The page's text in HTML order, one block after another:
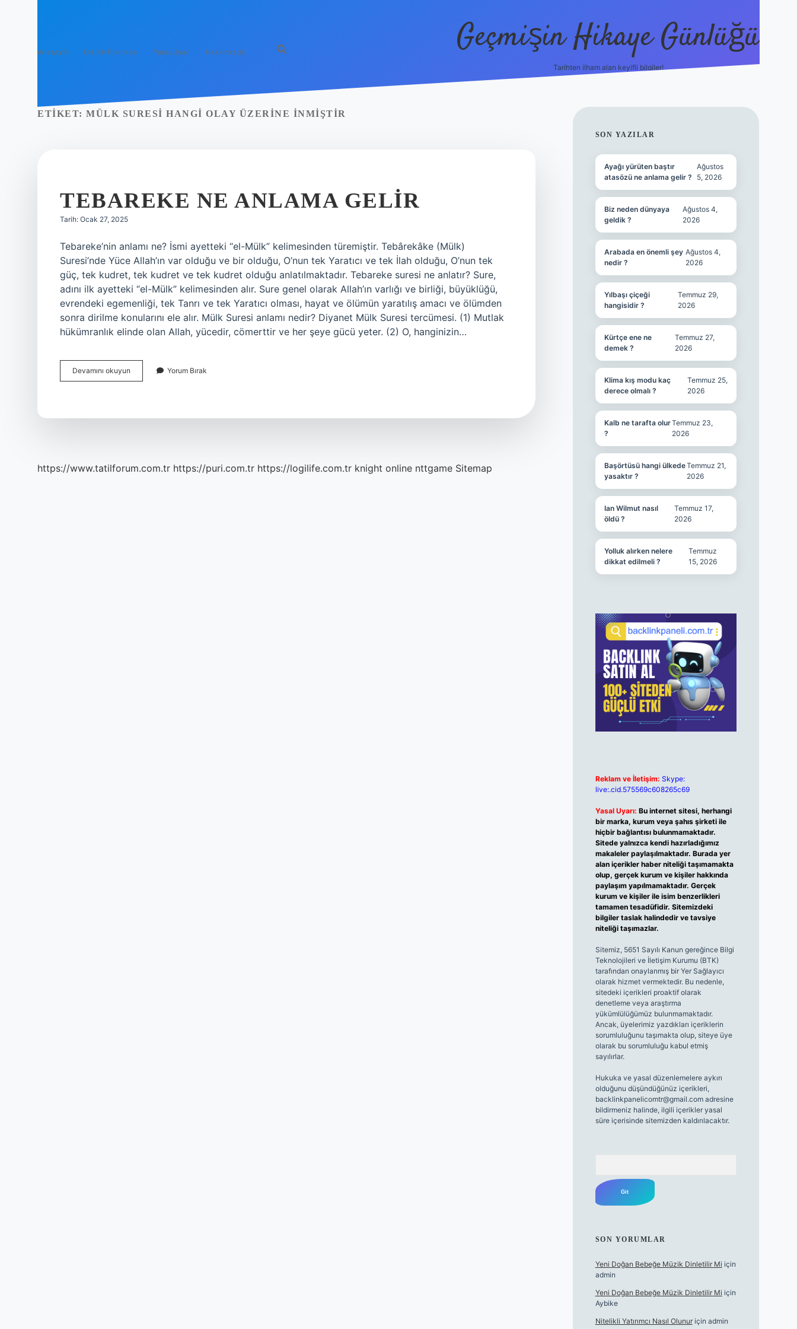
Anasayfa Gizlilik Politikası Yasal Uyarı Hakkımızda Geçmişin Hikaye Günlüğü
Tarihten ilham alan keyifli bilgiler!
ETIKET: MÜLK SURESI HANGI OLAY ÜZERINE INMIŞTIR
TEBAREKE NE ANLAMA GELIR
Tarih: Ocak 27, 2025
Tebareke’nin anlamı ne? İsmi ayetteki “el-Mülk” kelimesinden türemiştir. Tebârekâke (Mülk)
Suresi’nde Yüce Allah’ın var olduğu ve bir olduğu, O’nun tek Yaratıcı ve tek İlah olduğu, O’nun tek
güç, tek kudret, tek kudret ve tek kudret olduğu anlatılmaktadır. Tebareke suresi ne anlatır? Sure,
adını ilk ayetteki “el-Mülk” kelimesinden alır. Sure genel olarak Allah’ın varlığı ve birliği, büyüklüğü,
evrendeki egemenliği, tek Tanrı ve tek Yaratıcı olması, hayat ve ölümün yaratılış amacı ve ölümden
sonra dirilme konularını ele alır. Mülk Suresi anlamı nedir? Diyanet Mülk Suresi tercümesi. (1) Mutlak
hükümranlık elinde olan Allah, yücedir, cömerttir ve her şeye gücü yeter. (2) O, hanginizin…
Devamını okuyun Tebareke
Ne
Yorum Bırak
https://www.tatilforum.com.tr https://puri.com.tr https://logilife.com.tr knight online nttgame Sitemap
SIDEBAR
SON YAZILAR
Ayağı yürüten baştır
atasözü ne anlama gelir ?
Ağustos
5, 2026
Biz neden dünyaya
geldik ?
Ağustos 4,
2026
Arabada en önemli şey
nedir ?
Ağustos 4,
2026
Yılbaşı çiçeği
hangisidir ?
Temmuz 29,
2026
Kürtçe ene ne
demek ?
Temmuz 27,
2026
Klima kış modu kaç
derece olmalı ?
Temmuz 25,
2026
Kalb ne tarafta olur
?
Temmuz 23,
2026
Başörtüsü hangi ülkede
yasaktır ?
Temmuz 21,
2026
Ian Wilmut nasıl
öldü ?
Temmuz 17,
2026
Yolluk alırken nelere
dikkat edilmeli ?
Temmuz
15, 2026
Reklam ve İletişim: Skype:
live:.cid.575569c608265c69
Yasal Uyarı: Bu internet sitesi, herhangi
bir marka, kurum veya şahıs şirketi ile
hiçbir bağlantısı bulunmamaktadır.
Sitede yalnızca kendi hazırladığımız
makaleler paylaşılmaktadır. Burada yer
alan içerikler haber niteliği taşımamakta
olup, gerçek kurum ve kişiler hakkında
paylaşım yapılmamaktadır. Gerçek
kurum ve kişiler ile isim benzerlikleri
tamamen tesadüfidir. Sitemizdeki
bilgiler taslak halindedir ve tavsiye
niteliği taşımazlar.
Sitemiz, 5651 Sayılı Kanun gereğince Bilgi
Teknolojileri ve İletişim Kurumu (BTK)
tarafından onaylanmış bir Yer Sağlayıcı
olarak hizmet vermektedir. Bu nedenle,
sitedeki içerikleri proaktif olarak
denetleme veya araştırma
yükümlülüğümüz bulunmamaktadır.
Ancak, üyelerimiz yazdıkları içeriklerin
sorumluluğunu taşımakta olup, siteye üye
olarak bu sorumluluğu kabul etmiş
sayılırlar.
Hukuka ve yasal düzenlemelere aykırı
olduğunu düşündüğünüz içerikleri,
backlinkpanelicomtr@gmail.comadresine
bildirmeniz halinde, ilgili içerikler yasal
süre içerisinde sitemizden kaldırılacaktır.
SON YORUMLAR
Yeni Doğan Bebeğe Müzik Dinletilir Mi için
admin
Yeni Doğan Bebeğe Müzik Dinletilir Mi için
Aybike
Nitelikli Yatırımcı Nasıl Olunuriçin admin
betbox giriş